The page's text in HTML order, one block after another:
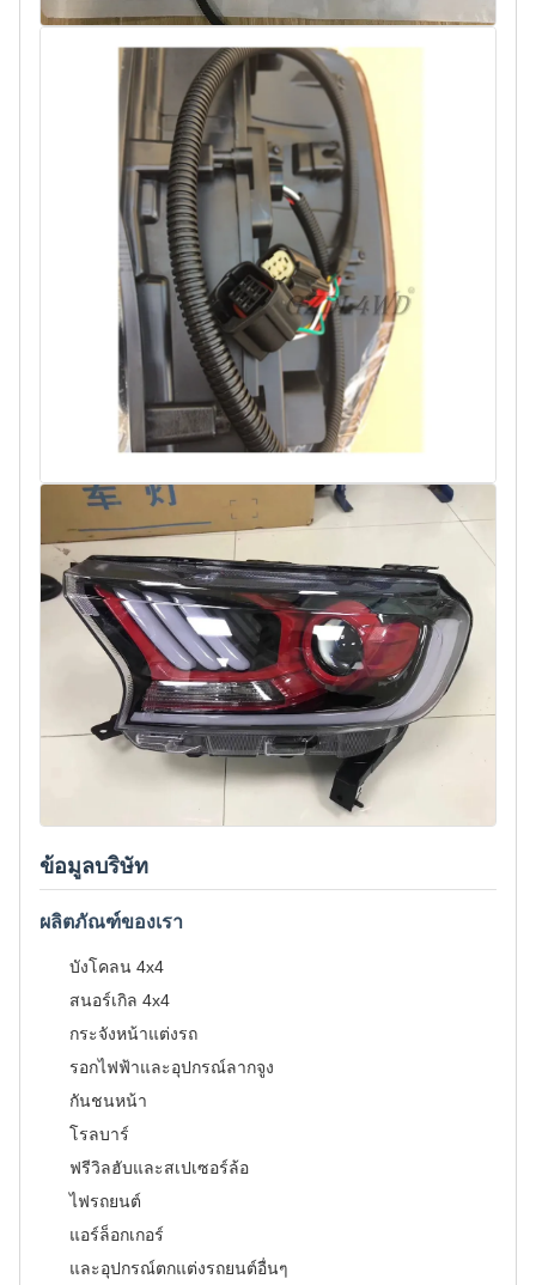
ข้อมูลบริษัท
ผลิตภัณฑ์ของเรา
บังโคลน 4x4
สนอร์เกิล 4x4
กระจังหน้าแต่งรถ
รอกไฟฟ้าและอุปกรณ์ลากจูง
กันชนหน้า
โรลบาร์
ฟรีวิลฮับและสเปเซอร์ล้อ
ไฟรถยนต์
แอร์ล็อกเกอร์
และอุปกรณ์ตกแต่งรถยนต์อื่นๆ